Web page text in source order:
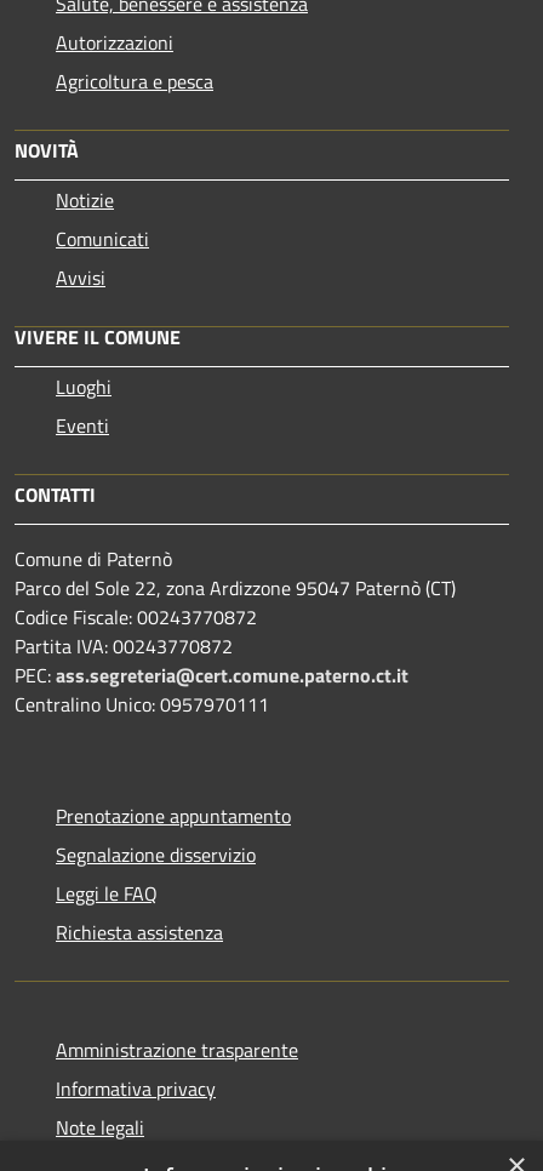
Autorizzazioni
Agricoltura e pesca
NOVITÀ
Notizie
Comunicati
Avvisi
VIVERE IL COMUNE
Luoghi
Eventi
CONTATTI
Comune di Paternò
Parco del Sole 22, zona Ardizzone 95047 Paternò (CT)
Codice Fiscale: 00243770872
Partita IVA: 00243770872
PEC:ass.segreteria@cert.comune.paterno.ct.it
Centralino Unico: 0957970111
Prenotazione appuntamento
Segnalazione disservizio
Leggi le FAQ
Richiesta assistenza
Amministrazione trasparente
Informativa privacy
Note legali